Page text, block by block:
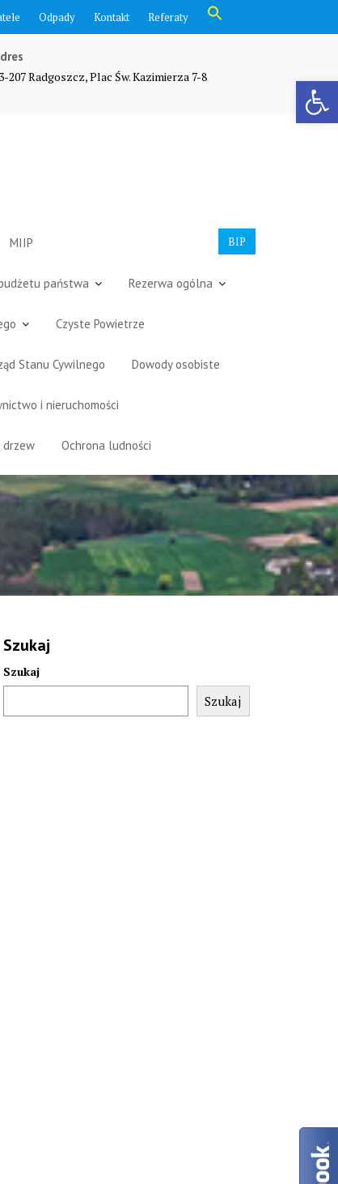
Otwórz pasek narzędzi
Odpady Kontakt Referaty
Search Button
207 Radgoszcz, Plac Św. Kazimierza 7-8
BIP
MIIP
państwa Rezerwa ogólna
Czyste Powietrze
Stanu Cywilnego Dowody osobiste
i nieruchomości
drzew Ochrona ludności
Szukaj
Szukaj
Szukaj